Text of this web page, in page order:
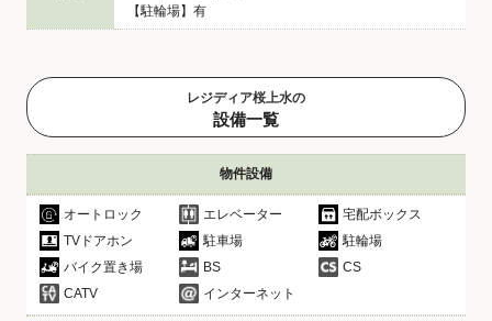
【駐輪場】有
レジディア桜上水の
設備一覧
物件設備
オートロック エレベーター
宅配ボックス
TVドアホン
駐車場
駐輪場
バイク置き場
BS
CS
CATV
インターネット